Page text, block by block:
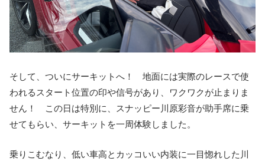
そして、ついにサーキットへ！ 地面には実際のレースで使
われるスタート位置の印や信号があり、ワクワクが止まりま
せん！ この日は特別に、スナッピー川原彩音が助手席に乗
せてもらい、サーキットを一周体験しました。
乗りこむなり、低い車高とカッコいい内装に一目惚れした川